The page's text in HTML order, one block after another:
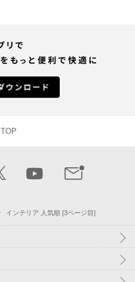
TOP
インテリア 人気順 [3ページ目]